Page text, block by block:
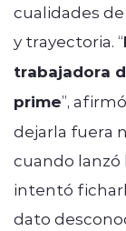
cualidades
y trayectoria. “
trabajadora
prime”,
dejarla fuera
cuando lanzó
intentó
dato